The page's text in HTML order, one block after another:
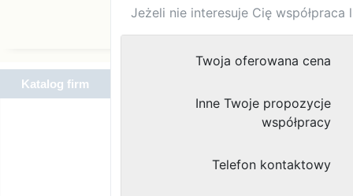
Katalog firm
Znaleziono wyników